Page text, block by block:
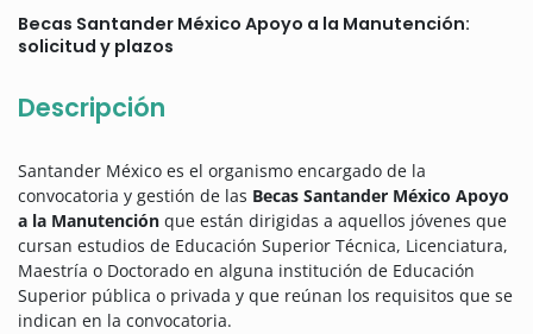
Becas Santander México Apoyo a la Manutención:
solicitud y plazos
Descripción
Santander México es el organismo encargado de la
convocatoria y gestión de las Becas Santander México Apoyo
a la Manutención que están dirigidas a aquellos jóvenes que
cursan estudios de Educación Superior Técnica, Licenciatura,
Maestría o Doctorado en alguna institución de Educación
Superior pública o privada y que reúnan los requisitos que se
indican en la convocatoria.